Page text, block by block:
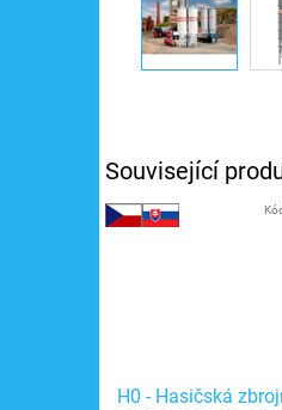
Související
H0 - Hasičská